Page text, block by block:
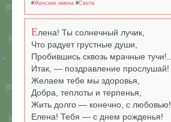
#Женские имена #Света
Елена! Ты солнечный лучик,
Что радует грустные души,
Пробившись сквозь мрачные тучи!..
Итак, — поздравление прослушай!
Желаем тебе мы здоровья,
Добра, теплоты и терпенья,
Жить долго — конечно, с любовью!
Елена! Тебя — с днем рожденья!